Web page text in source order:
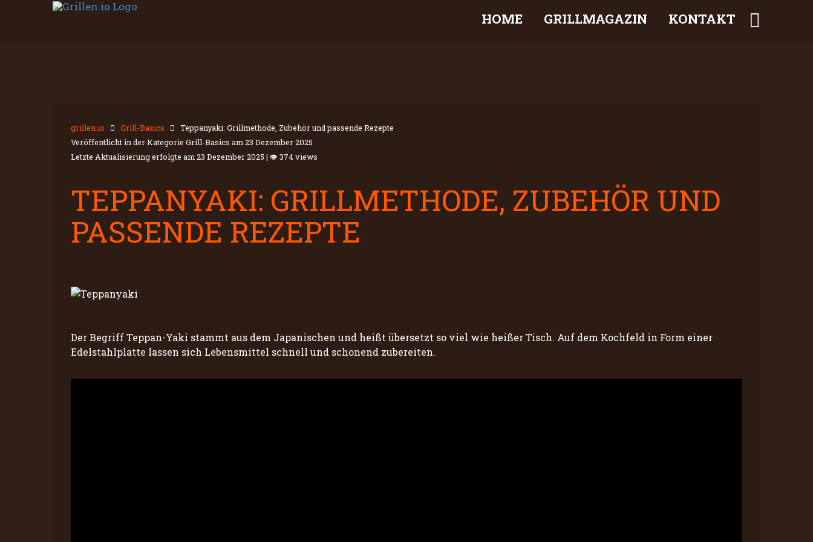
HOME GRILLMAGAZIN KONTAKT
grillen.io Grill-Basics
Teppanyaki: Grillmethode, Zubehör und passende Rezepte
Veröffentlicht in der Kategorie Grill-Basics am 23 Dezember 2025
Letzte Aktualisierung erfolgte am 23 Dezember 2025 | 👁 374 views
TEPPANYAKI: GRILLMETHODE, ZUBEHÖR UND
PASSENDE REZEPTE
Der Begriff Teppan-Yaki stammt aus dem Japanischen und heißt übersetzt so viel wie heißer Tisch. Auf dem Kochfeld in Form einer
Edelstahlplatte lassen sich Lebensmittel schnell und schonend zubereiten.